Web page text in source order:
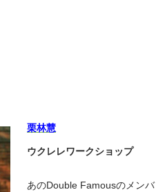
栗林慧
ウクレレワークショップ
あのDouble Famousのメンバ